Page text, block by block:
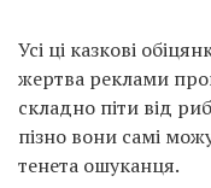
Усі ці казкові
жертва реклами
складно піти від
пізно вони самі
тенета ошуканця.